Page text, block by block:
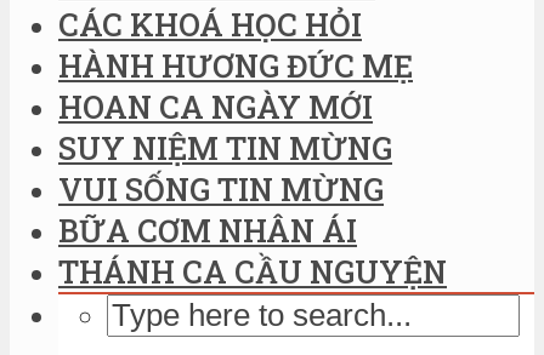
CÁC KHOÁ HỌC HỎI
HÀNH HƯƠNG ĐỨC MẸ
HOAN CA NGÀY MỚI
SUY NIỆM TIN MỪNG
VUI SỐNG TIN MỪNG
BỮA CƠM NHÂN ÁI
THÁNH CA CẦU NGUYỆN